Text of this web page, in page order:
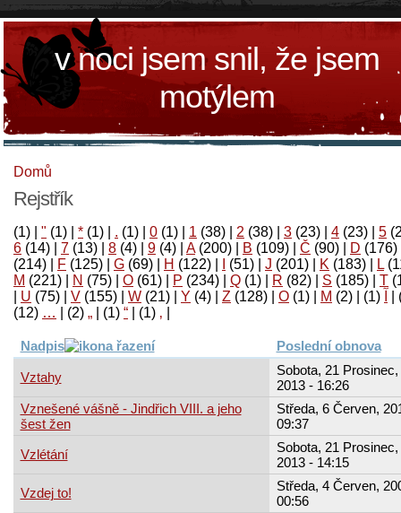
v noci jsem snil, že jsem
motýlem
Domů
Rejstřík
(1) " (1) * (1) . (1) 0 (1) 1 (38) 2 (38) 3 (23) 4 (23) 5
6 (14) 7 (13) 8 (4) 9 (4) A(200) B (109) Č (90) D (176)
(214)
F (125) G (69) H (122) (51) J (201) K (183) L
M (221) N (75) O (61) P (234) Q (1) R (82) S (185) T
U (75) V (155) W (21) Y (4) Z (128) Ο (1) М (2)
(1)
‚
(1)
“
(1)
„
(2)
…
(12)
Nadpis Poslední obnova
Vztahy
Sobota, 21 Prosinec,
2013 - 16:26
Vznešené vášně - Jindřich VIII. a jeho
šest žen
Středa, 6 Červen,
09:37
Vzlétání
Sobota, 21 Prosinec,
2013 - 14:15
Vzdej to!
Středa, 4 Červen,
00:56